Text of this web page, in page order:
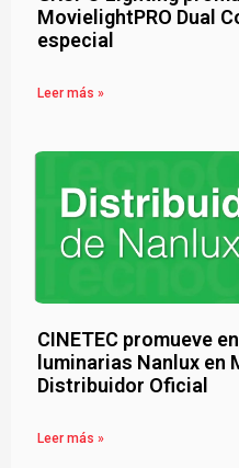
MovielightPRO Dual
especial
Leer más »
CINETEC promueve
luminarias Nanlux en
Distribuidor Oficial
Leer más »